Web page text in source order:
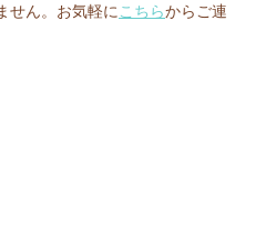
せん。お気軽に こちらからご連